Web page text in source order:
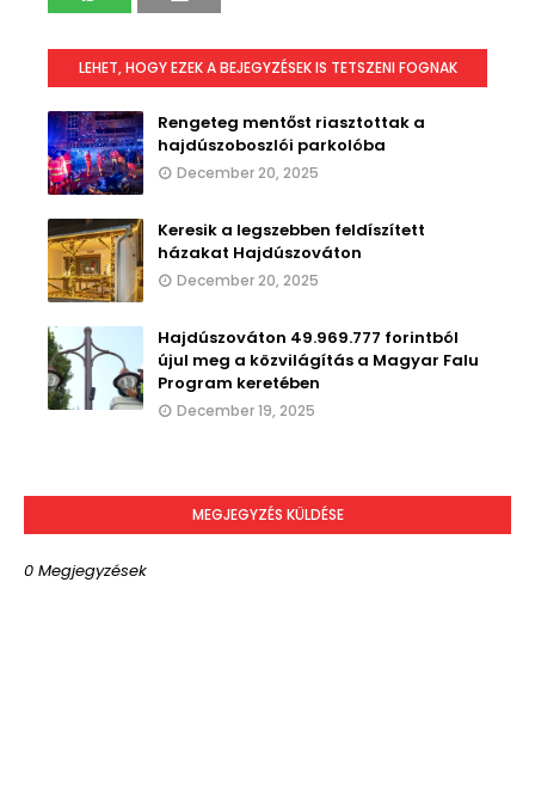
LEHET, HOGY EZEK A BEJEGYZÉSEK IS TETSZENI FOGNAK
Rengeteg mentőst riasztottak a
hajdúszoboszlói parkolóba
December 20, 2025
Keresik a legszebben feldíszített
házakat Hajdúszováton
December 20, 2025
Hajdúszováton 49.969.777 forintból
újul meg a közvilágítás a Magyar Falu
Program keretében
December 19, 2025
MEGJEGYZÉS KÜLDÉSE
0 Megjegyzések